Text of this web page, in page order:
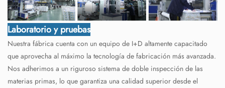
Laboratorio y pruebas
Nuestra fábrica cuenta con un equipo de I+D altamente capacitado
que aprovecha al máximo la tecnología de fabricación más avanzada.
Nos adherimos a un riguroso sistema de doble inspección de las
materias primas, lo que garantiza una calidad superior desde el